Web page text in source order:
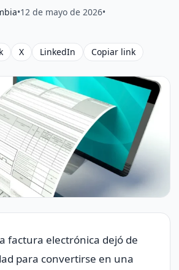
•12 de mayo de 2026•
X LinkedIn Copiar link
factura electrónica dejó de
para convertirse en una